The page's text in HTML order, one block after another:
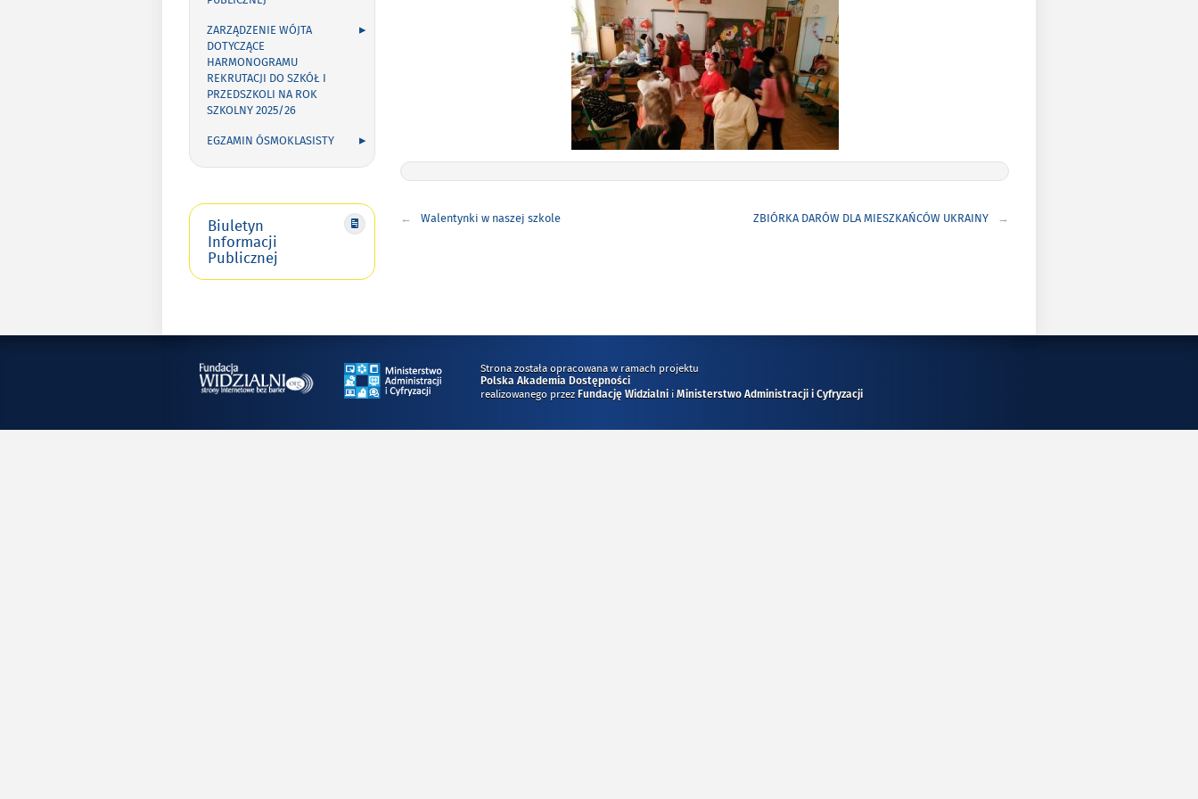
ZARZĄDZENIE WÓJTA
DOTYCZĄCE
HARMONOGRAMU
REKRUTACJI DO SZKÓŁ I
PRZEDSZKOLI NA ROK
SZKOLNY 2025/26
EGZAMIN ÓSMOKLASISTY
Biuletyn
Informacji
Publicznej
wpisu
Walentynki w naszej szkole ZBIÓRKA DARÓW DLA MIESZKAŃCÓW UKRAINY
Strona została opracowana w ramach projektu
Polska Akademia Dostępności
realizowanego przez Fundację Widzialni i Ministerstwo Administracji i Cyfryzacji